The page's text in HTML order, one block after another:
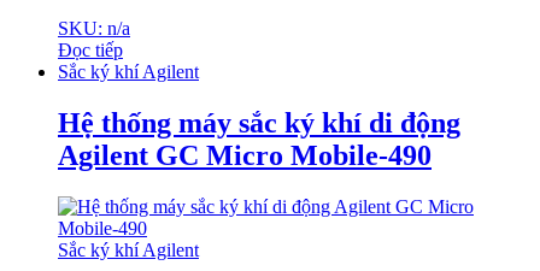
SKU: n/a
Đọc tiếp
Sắc ký khí Agilent
Hệ thống máy sắc ký khí di động
Agilent GC Micro Mobile-490
Sắc ký khí Agilent